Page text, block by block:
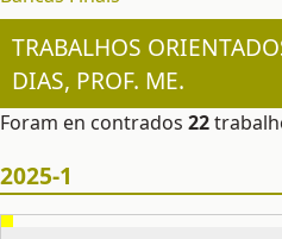
TRABALHOS
DIAS, PROF. ME.
Foram en contrados 22
2025-1